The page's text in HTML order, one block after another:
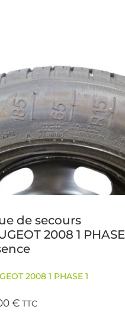
de secours
2008 1 PHASE
2008 1 PHASE 1
€ TTC